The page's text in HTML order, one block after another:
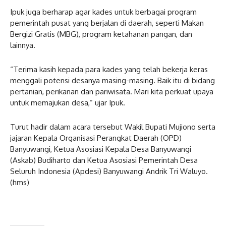
Ipuk juga berharap agar kades untuk berbagai program
pemerintah pusat yang berjalan di daerah, seperti Makan
Bergizi Gratis (MBG), program ketahanan pangan, dan
lainnya.
“Terima kasih kepada para kades yang telah bekerja keras
menggali potensi desanya masing-masing. Baik itu di bidang
pertanian, perikanan dan pariwisata. Mari kita perkuat upaya
untuk memajukan desa,” ujar Ipuk.
Turut hadir dalam acara tersebut Wakil Bupati Mujiono serta
jajaran Kepala Organisasi Perangkat Daerah (OPD)
Banyuwangi, Ketua Asosiasi Kepala Desa Banyuwangi
(Askab) Budiharto dan Ketua Asosiasi Pemerintah Desa
Seluruh Indonesia (Apdesi) Banyuwangi Andrik Tri Waluyo.
(hms)